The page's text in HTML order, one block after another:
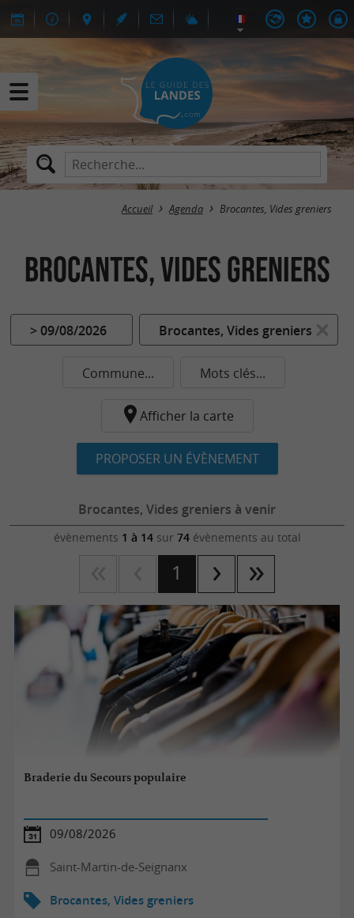
Accueil Agenda Brocantes, Vides greniers
Brocantes, Vides greniers
> 09/08/2026 Brocantes, Vides greniers
Commune... Mots clés...
Afficher la carte
PROPOSER UN ÉVÈNEMENT
Brocantes, Vides greniers à venir
évènements 1 à 14sur 74évènements au total
1
Braderie du Secours populaire
09/08/2026
Saint-Martin-de-Seignanx
Brocantes, Vides greniers